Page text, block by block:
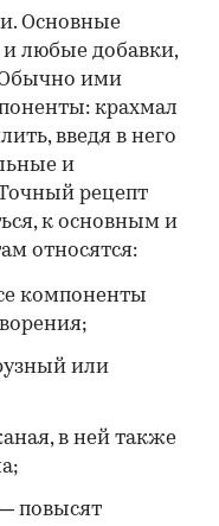
Основные
любые добавки,
ими
крахмал
введя в него
и
рецепт
к основным и
относятся:
компоненты
или
в ней также
повысят